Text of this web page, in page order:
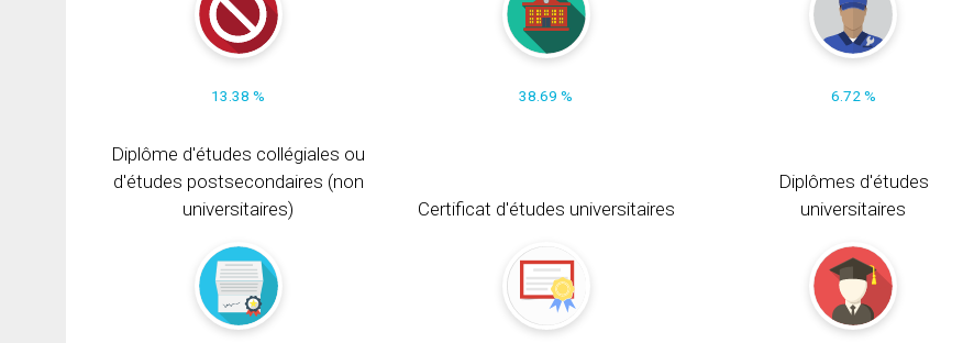
13.38 % 38.69 % 6.72 %
Diplôme d'études collégiales ou
d'études postsecondaires (non
universitaires)
Certificat d'études universitaires
Diplômes d'études
universitaires